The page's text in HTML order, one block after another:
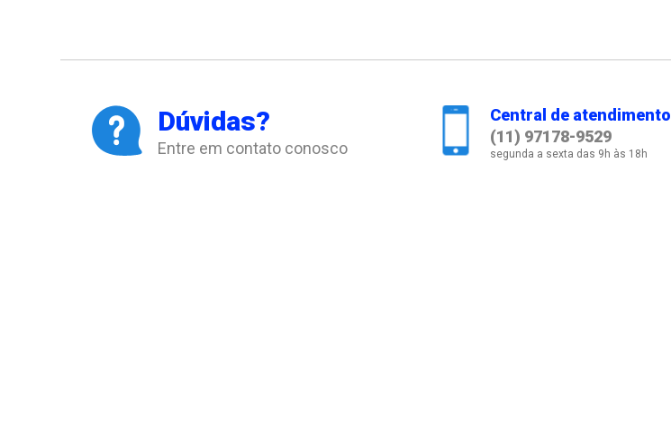
Dúvidas?
Entre em contato conosco
Central de atendimento
(11) 97178-9529
segunda a sexta das 9h às 18h